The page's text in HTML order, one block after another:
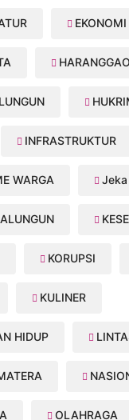
EKONOMI
INFRASTRUKTUR
WARGA Jeka
KORUPSI
KULINER
HIDUP
OLAHRAGA